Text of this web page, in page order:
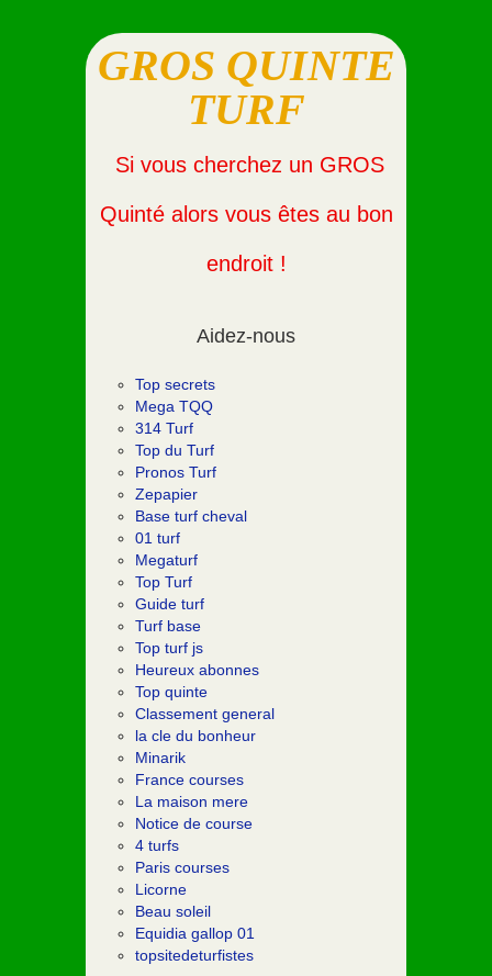
GROS QUINTE
TURF
Si vous cherchez un GROS
Quinté alors vous êtes au bon
endroit !
Aidez-nous
Top secrets
Mega TQQ
314 Turf
Top du Turf
Pronos Turf
Zepapier
Base turf cheval
01 turf
Megaturf
Top Turf
Guide turf
Turf base
Top turf js
Heureux abonnes
Top quinte
Classement general
la cle du bonheur
Minarik
France courses
La maison mere
Notice de course
4 turfs
Paris courses
Licorne
Beau soleil
Equidia gallop 01
topsitedeturfistes